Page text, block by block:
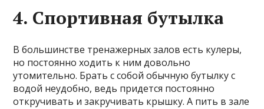
4. Спортивная бутылка
В большинстве тренажерных залов есть кулеры,
но постоянно ходить к ним довольно
утомительно. Брать с собой обычную бутылку с
водой неудобно, ведь придется постоянно
откручивать и закручивать крышку. А пить в зале